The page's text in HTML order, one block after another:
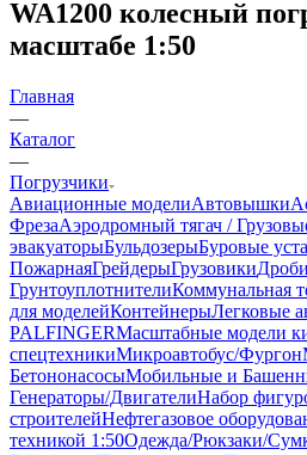
WA1200 колесный
масштабе 1:50
Главная
—
Каталог
—
Погрузчики
Авиационные моделиАвтовышки
ФрезаАэродромный тягач /
эвакуаторыБульдозерыБуровые
ПожарнаяГрейдерыГрузовики
ГрунтоуплотнителиКоммунальная
для моделейКонтейнерыЛегковые
PALFINGERМасштабные модели
спецтехникиМикроавтобус/Фургон
БетононасосыМобильные и
Генераторы/ДвигателиНабор
строителейНефтегазовое
техникой 1:50Одежда/Рюкзаки/